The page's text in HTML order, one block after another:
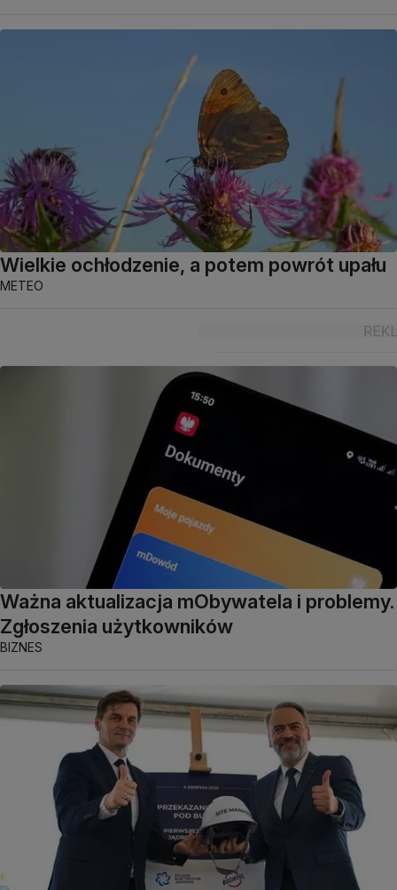
Wielkie ochłodzenie, a potem powrót upału
METEO
Ważna aktualizacja mObywatela i problemy.
Zgłoszenia użytkowników
BIZNES